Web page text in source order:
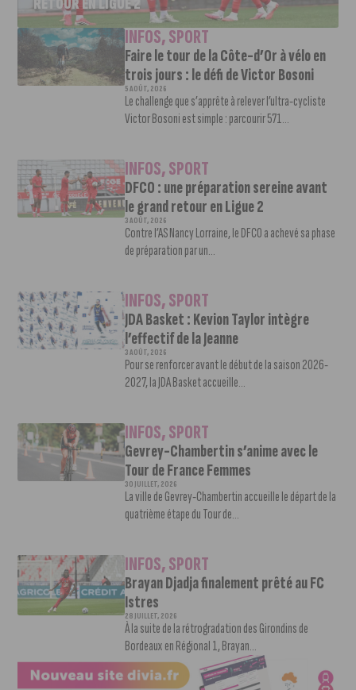
RETOUR EN LIGUE 2
INFOS,SPORT
Faire le tour de la Côte-d’Or à vélo en
trois jours : le défi de Victor Bosoni
5 AOÛT, 2026
Le challenge que s’apprête à relever l’ultra-cycliste
Victor Bosoni est simple : parcourir 571...
INFOS,SPORT
DFCO : une préparation sereine avant
le grand retour en Ligue 2
3 AOÛT, 2026
Contre l’AS Nancy Lorraine, le DFCO a achevé sa phase
de préparation par un...
INFOS,SPORT
JDA Basket : Kevion Taylor intègre
l’effectif de la Jeanne
3 AOÛT, 2026
Pour se renforcer avant le début de la saison 2026-
2027, la JDA Basket accueille...
INFOS,SPORT
Gevrey-Chambertin s’anime avec le
Tour de France Femmes
30 JUILLET, 2026
La ville de Gevrey-Chambertin accueille le départ de la
quatrième étape du Tour de...
INFOS,SPORT
Brayan Djadja finalement prêté au FC
Istres
28 JUILLET, 2026
À la suite de la rétrogradation des Girondins de
Bordeaux en Régional 1, Brayan...